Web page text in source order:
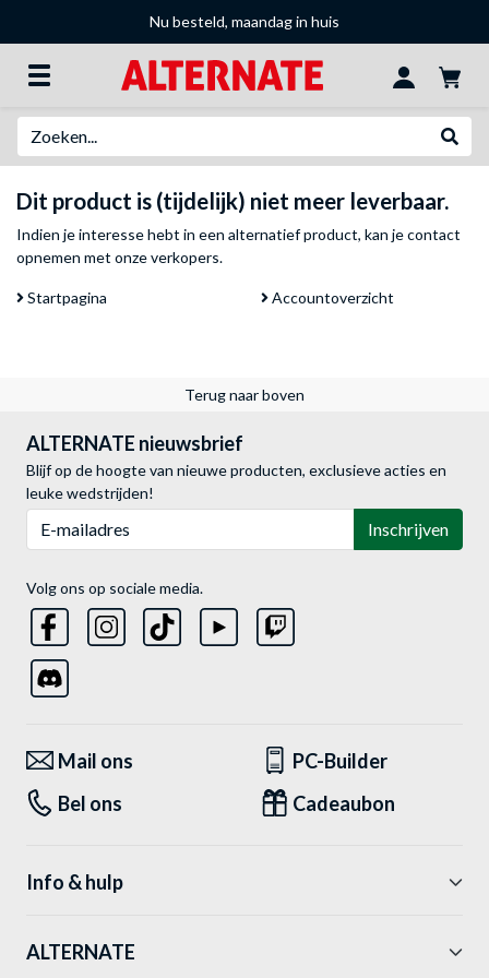
Nu besteld, maandag in huis
Dit product is (tijdelijk) niet meer leverbaar.
Indien je interesse hebt in een alternatief product, kan jecontact
opnemen met onze verkopers.
Startpagina Accountoverzicht
Terug naar boven
ALTERNATE nieuwsbrief
Blijf op de hoogte van nieuwe producten, exclusieve acties en
leuke wedstrijden!
Inschrijven
Volg ons op sociale media.
Mail ons
PC-Builder
Bel ons
Cadeaubon
Info & hulp
ALTERNATE